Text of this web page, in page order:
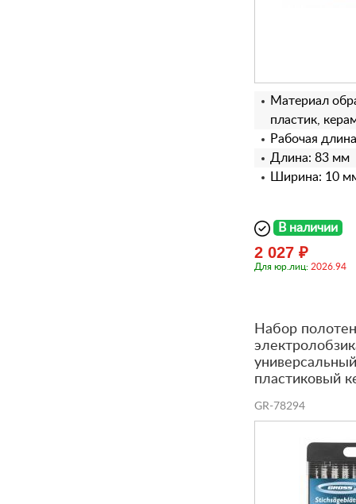
Материал
пластик,
Рабочая
Длина: 83 мм
Ширина: 10
В наличии
2 027 ₽
Для юр.лиц: 2026.94
Набор
пластиковый
GR-78294